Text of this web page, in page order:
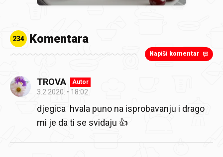
234 Komentara
Napiši komentar
TROVA Autor
3.2.2020. 18:02
djegica hvala puno na isprobavanju i drago
mi je da ti se svidaju 👍